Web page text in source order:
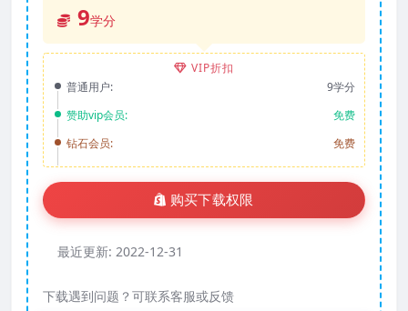
9学分
VIP折扣
普通用户:
9学分
赞助vip会员:
免费
钻石会员:
免费
购买下载权限
最近更新: 2022-12-31
下载遇到问题？可联系客服或反馈